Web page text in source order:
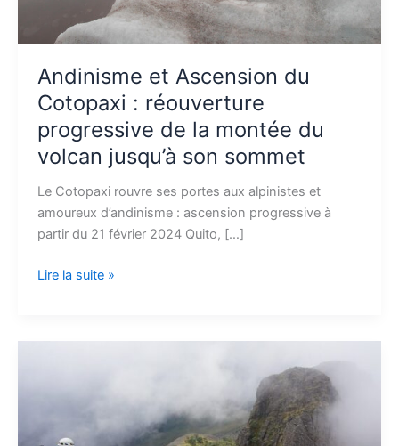
Andinisme et Ascension du
Cotopaxi : réouverture
progressive de la montée du
volcan jusqu’à son sommet
Le Cotopaxi rouvre ses portes aux alpinistes et
amoureux d’andinisme : ascension progressive à
partir du 21 février 2024 Quito, […]
montée
du
volcan
jusqu’à
son
sommet
Lire la suite »
saison